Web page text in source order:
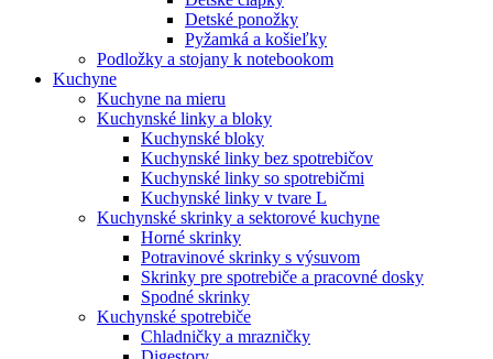
Detské ponožky
Pyžamká a košieľky
Podložky a stojany k notebookom
Kuchyne
Kuchyne na mieru
Kuchynské linky a bloky
Kuchynské bloky
Kuchynské linky bez spotrebičov
Kuchynské linky so spotrebičmi
Kuchynské linky v tvare L
Kuchynské skrinky a sektorové kuchyne
Horné skrinky
Potravinové skrinky s výsuvom
Skrinky pre spotrebiče a pracovné dosky
Spodné skrinky
Kuchynské spotrebiče
Chladničky a mrazničky